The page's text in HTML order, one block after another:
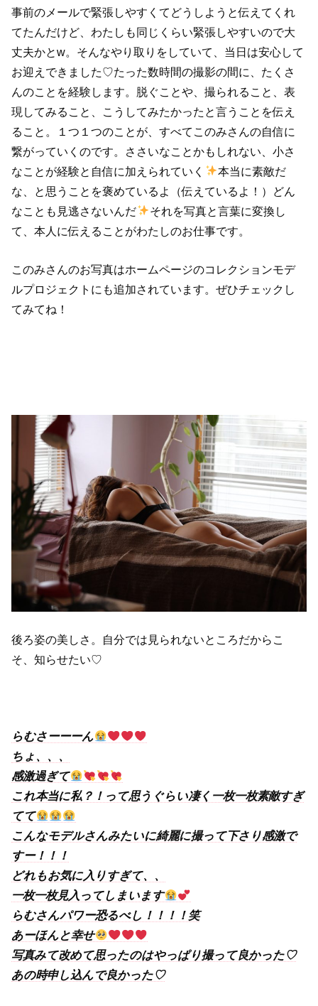
事前のメールで緊張しやすくてどうしようと伝えてくれ
てたんだけど、わたしも同じくらい緊張しやすいので大
丈夫かとw。そんなやり取りをしていて、当日は安心して
お迎えできました♡たった数時間の撮影の間に、たくさ
んのことを経験します。脱ぐことや、撮られること、表
現してみること、こうしてみたかったと言うことを伝え
ること。１つ１つのことが、すべてこのみさんの自信に
繋がっていくのです。ささいなことかもしれない、小さ
なことが経験と自信に加えられていく
本当に素敵だ
な、と思うことを褒めているよ（伝えているよ！）どん
なことも見逃さないんだ
それを写真と言葉に変換し
て、本人に伝えることがわたしのお仕事です。
このみさんのお写真はホームページのコレクションモデ
ルプロジェクトにも追加されています。ぜひチェックし
てみてね！
後ろ姿の美しさ。自分では見られないところだからこ
そ、知らせたい♡
らむさーーーん
ちょ、、、
感激過ぎて
これ本当に私？！って思うぐらい凄く一枚一枚素敵すぎ
てて
こんなモデルさんみたいに綺麗に撮って下さり感激で
すー！！！
どれもお気に入りすぎて、、
一枚一枚見入ってしまいます
らむさんパワー恐るべし！！！！笑
あーほんと幸せ
写真みて改めて思ったのはやっぱり撮って良かった♡
あの時申し込んで良かった♡